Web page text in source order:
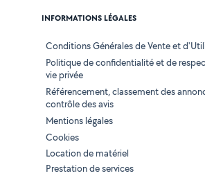
INFORMATIONS LÉGALES
Conditions Générales de Vente et
Politique de confidentialité et de
vie privée
Référencement, classement des
contrôle des avis
Mentions légales
Cookies
Location de matériel
Prestation de services